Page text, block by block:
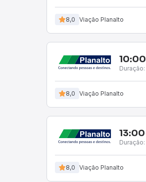
8,0 Viação Planalto
10:00
Duração:
8,0 Viação Planalto
13:00
Duração:
8,0 Viação Planalto